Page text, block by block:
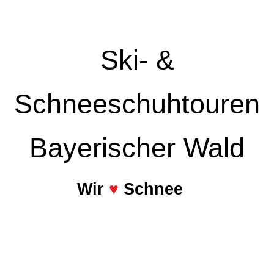
Ski- &
Schneeschuhtouren
Bayerischer Wald
Wir ♥ Schnee